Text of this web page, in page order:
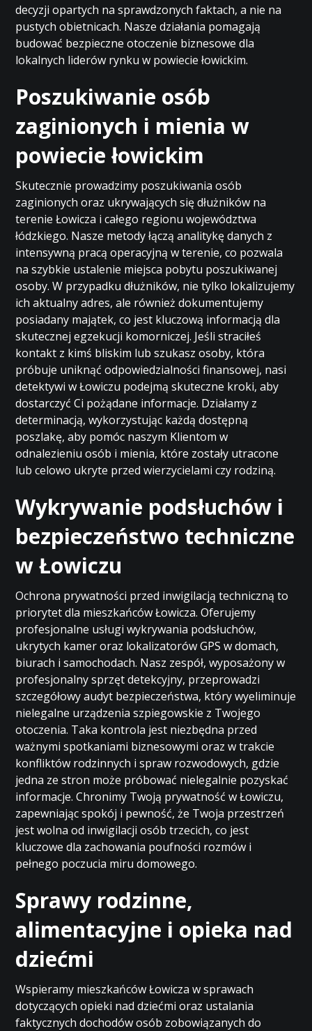
decyzji opartych na sprawdzonych faktach, a nie na
pustych obietnicach. Nasze działania pomagają
budować bezpieczne otoczenie biznesowe dla
lokalnych liderów rynku w powiecie łowickim.
Poszukiwanie osób
zaginionych i mienia w
powiecie łowickim
Skutecznie prowadzimy poszukiwania osób
zaginionych oraz ukrywających się dłużników na
terenie Łowicza i całego regionu województwa
łódzkiego. Nasze metody łączą analitykę danych z
intensywną pracą operacyjną w terenie, co pozwala
na szybkie ustalenie miejsca pobytu poszukiwanej
osoby. W przypadku dłużników, nie tylko lokalizujemy
ich aktualny adres, ale również dokumentujemy
posiadany majątek, co jest kluczową informacją dla
skutecznej egzekucji komorniczej. Jeśli straciłeś
kontakt z kimś bliskim lub szukasz osoby, która
próbuje uniknąć odpowiedzialności finansowej, nasi
detektywi w Łowiczu podejmą skuteczne kroki, aby
dostarczyć Ci pożądane informacje. Działamy z
determinacją, wykorzystując każdą dostępną
poszlakę, aby pomóc naszym Klientom w
odnalezieniu osób i mienia, które zostały utracone
lub celowo ukryte przed wierzycielami czy rodziną.
Wykrywanie podsłuchów i
bezpieczeństwo techniczne
w Łowiczu
Ochrona prywatności przed inwigilacją techniczną to
priorytet dla mieszkańców Łowicza. Oferujemy
profesjonalne usługi wykrywania podsłuchów,
ukrytych kamer oraz lokalizatorów GPS w domach,
biurach i samochodach. Nasz zespół, wyposażony w
profesjonalny sprzęt detekcyjny, przeprowadzi
szczegółowy audyt bezpieczeństwa, który wyeliminuje
nielegalne urządzenia szpiegowskie z Twojego
otoczenia. Taka kontrola jest niezbędna przed
ważnymi spotkaniami biznesowymi oraz w trakcie
konfliktów rodzinnych i spraw rozwodowych, gdzie
jedna ze stron może próbować nielegalnie pozyskać
informacje. Chronimy Twoją prywatność w Łowiczu,
zapewniając spokój i pewność, że Twoja przestrzeń
jest wolna od inwigilacji osób trzecich, co jest
kluczowe dla zachowania poufności rozmów i
pełnego poczucia miru domowego.
Sprawy rodzinne,
alimentacyjne i opieka nad
dziećmi
Wspieramy mieszkańców Łowicza w sprawach
dotyczących opieki nad dziećmi oraz ustalania
faktycznych dochodów osób zobowiązanych do